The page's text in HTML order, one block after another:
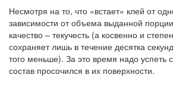
Несмотря на то, что «встает» клей от
зависимости от объема выданной
качество – текучесть (а косвенно и
сохраняет лишь в течение десятка
того меньше). За это время надо успеть
состав просочился в их поверхности.